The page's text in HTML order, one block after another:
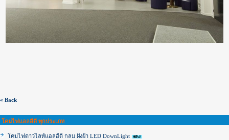
« Back
โคมไฟแอลอีดี ทุกประเภท
โคมไฟดาวไลท์แอลอีดี กลม ฝังฝ้า LED DownLight